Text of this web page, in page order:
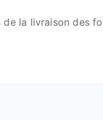
la livraison des